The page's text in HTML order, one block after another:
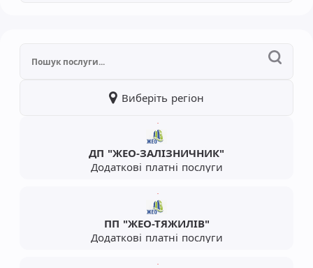
Виберіть регіон
ДП "ЖЕО-ЗАЛІЗНИЧНИК"
Додаткові платні послуги
ПП "ЖЕО-ТЯЖИЛІВ"
Додаткові платні послуги